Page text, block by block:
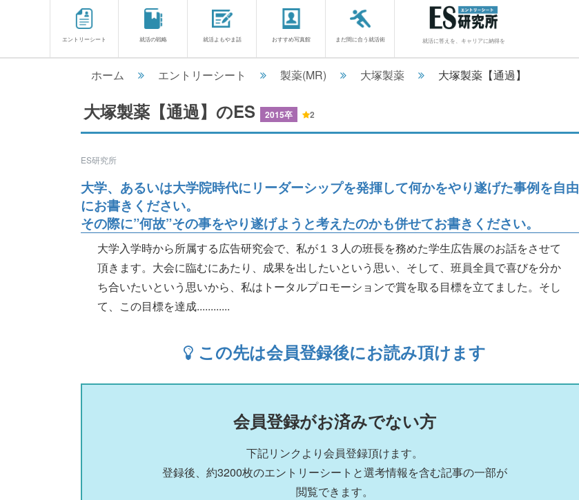
エントリーシート 就活の戦略 就活よもやま話 おすすめ写真館 まだ間に合う就活術 就活に答えを、キャリアに納得を
ホーム エントリーシート 製薬(MR) 大塚製薬 大塚製薬【通過】
大塚製薬【通過】のES 2015卒 2
ES研究所
大学、あるいは大学院時代にリーダーシップを発揮して何かをやり遂げた事例を自由
にお書きください。
その際に”何故”その事をやり遂げようと考えたのかも併せてお書きください。
大学入学時から所属する広告研究会で、私が１３人の班長を務めた学生広告展のお話をさせて
頂きます。大会に臨むにあたり、成果を出したいという思い、そして、班員全員で喜びを分か
ち合いたいという思いから、私はトータルプロモーションで賞を取る目標を立てました。そし
て、この目標を達成............
この先は会員登録後にお読み頂けます
会員登録がお済みでない方
下記リンクより会員登録頂けます。
登録後、約3200枚のエントリーシートと選考情報を含む記事の一部が
閲覧できます。